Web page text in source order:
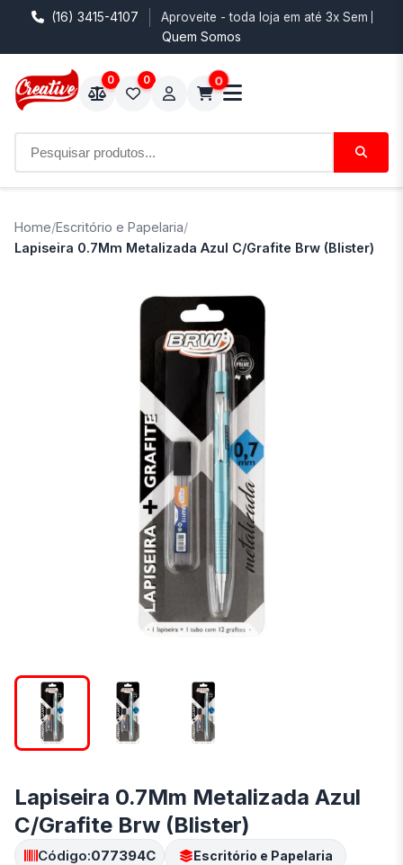
(16) 3415-4107 Aproveite - toda loja em até 3x Sem
Quem Somos
0 0 0
Home/Escritório e Papelaria/
Lapiseira 0.7Mm Metalizada Azul C/Grafite Brw (Blister)
Lapiseira 0.7Mm Metalizada Azul
C/Grafite Brw (Blister)
Código:077394C Escritório e Papelaria